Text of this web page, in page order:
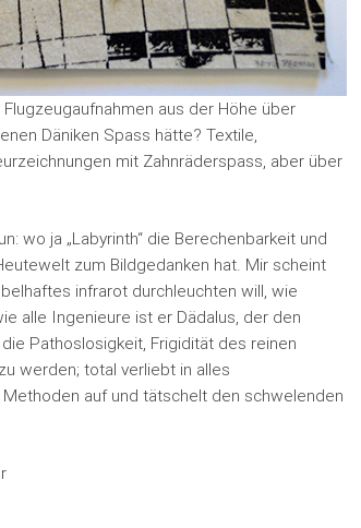
aus der Höhe über
Däniken Spass hätte? Textile,
mit Zahnräderspass, aber über
wo ja „Labyrinth“ die Berechenbarkeit und
zum Bildgedanken hat. Mir scheint
infrarot durchleuchten will, wie
alle Ingenieure ist er Dädalus, der den
Pathoslosigkeit, Frigidität des reinen
werden; total verliebt in alles
auf und tätschelt den schwelenden